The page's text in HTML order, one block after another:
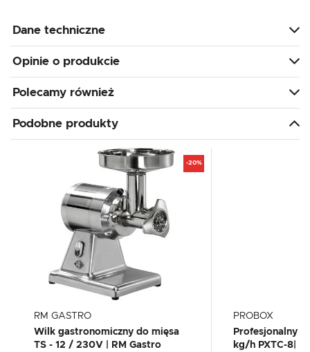
Dane techniczne
Opinie o produkcie
Polecamy również
Podobne produkty
-20%
RM GASTRO
Wilk gastronomiczny do mięsa
TS - 12 / 230V | RM Gastro
PROBOX
Profesjonalny
kg/h PXTC-8|